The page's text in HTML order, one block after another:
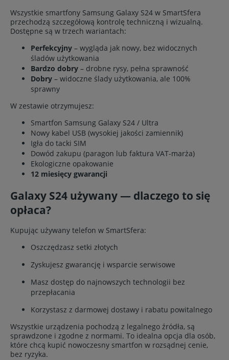
Wszystkie smartfony Samsung Galaxy S24 w SmartSfera
przechodzą szczegółową kontrolę techniczną i wizualną.
Dostępne są w trzech wariantach:
Perfekcyjny – wygląda jak nowy, bez widocznych
śladów użytkowania
Bardzo dobry – drobne rysy, pełna sprawność
Dobry – widoczne ślady użytkowania, ale 100%
sprawny
W zestawie otrzymujesz:
Smartfon Samsung Galaxy S24 / Ultra
Nowy kabel USB (wysokiej jakości zamiennik)
Igła do tacki SIM
Dowód zakupu (paragon lub faktura VAT-marża)
Ekologiczne opakowanie
12 miesięcy gwarancji
Galaxy S24 używany — dlaczego to się
opłaca?
Kupując używany telefon w SmartSfera:
Oszczędzasz setki złotych
Zyskujesz gwarancję i wsparcie serwisowe
Masz dostęp do najnowszych technologii bez
przepłacania
Korzystasz z darmowej dostawy i rabatu powitalnego
Wszystkie urządzenia pochodzą z legalnego źródła, są
sprawdzone i zgodne z normami. To idealna opcja dla osób,
które chcą kupić nowoczesny smartfon w rozsądnej cenie,
bez ryzyka.